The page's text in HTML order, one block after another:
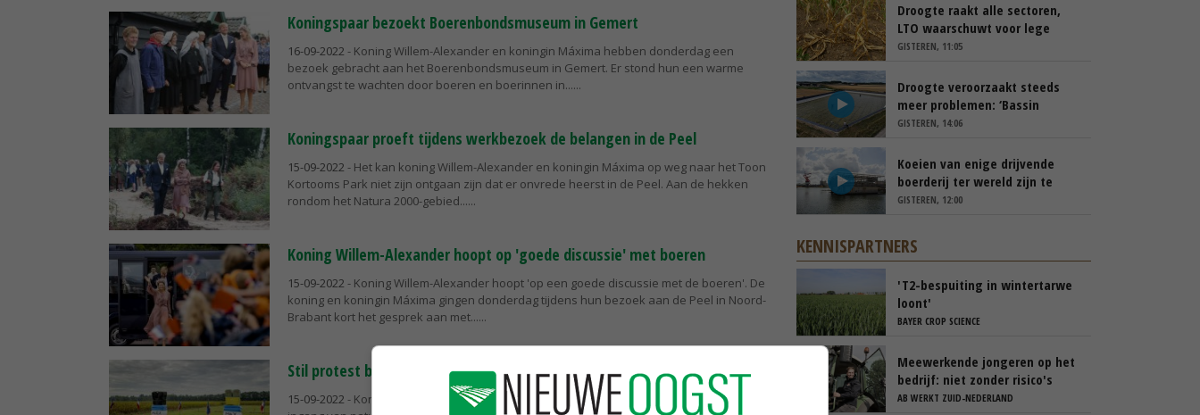
Koningspaar bezoekt Boerenbondsmuseum in Gemert
16-09-2022 - Koning Willem-Alexander en koningin Máxima hebben donderdag een
bezoek gebracht aan het Boerenbondsmuseum in Gemert. Er stond hun een warme
ontvangst te wachten door boeren en boerinnen in...
Koningspaar proeft tijdens werkbezoek de belangen in de Peel
15-09-2022 - Het kan koning Willem-Alexander en koningin Máxima op weg naar het Toon
Kortooms Park niet zijn ontgaan zijn dat er onvrede heerst in de Peel. Aan de hekken
rondom het Natura 2000-gebied...
Koning Willem-Alexander hoopt op 'goede discussie' met boeren
15-09-2022 - Koning Willem-Alexander hoopt 'op een goede discussie met de boeren'. De
koning en koningin Máxima gingen donderdag tijdens hun bezoek aan de Peel in Noord-
Brabant kort het gesprek aan met...
Stil protest bij bezoek koning en koningin aan de Peel
15-09-2022 - Koning Willem-Alexander en koningin Máxima werden donderdag bij de
Droogte raakt alle sectoren,
LTO waarschuwt voor lege
schappen
GISTEREN, 11:05
Droogte veroorzaakt steeds
meer problemen: ‘Bassin
afgelopen week al leeg’
GISTEREN, 14:06
Koeien van enige drijvende
boerderij ter wereld zijn te
koop
GISTEREN, 12:00
KENNISPARTNERS
'T2-bespuiting in wintertarwe
loont'
BAYER CROP SCIENCE
Meewerkende jongeren op het
bedrijf: niet zonder risico's
AB WERKT ZUID-NEDERLAND